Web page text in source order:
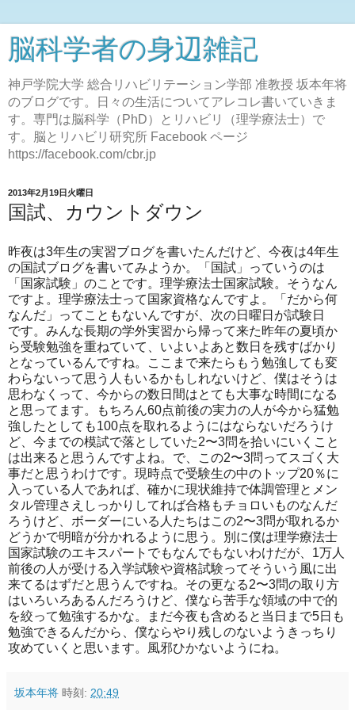
脳科学者の身辺雑記
神戸学院大学 総合リハビリテーション学部 准教授 坂本年将
のブログです。日々の生活についてアレコレ書いていきま
す。専門は脳科学（PhD）とリハビリ（理学療法士）で
す。脳とリハビリ研究所 Facebook ページ
https://facebook.com/cbr.jp
2013年2月19日火曜日
国試、カウントダウン
昨夜は3年生の実習ブログを書いたんだけど、今夜は4年生
の国試ブログを書いてみようか。「国試」っていうのは
「国家試験」のことです。理学療法士国家試験。そうなん
ですよ。理学療法士って国家資格なんですよ。「だから何
なんだ」ってこともないんですが、次の日曜日が試験日
です。みんな長期の学外実習から帰って来た昨年の夏頃か
ら受験勉強を重ねていて、いよいよあと数日を残すばかり
となっているんですね。ここまで来たらもう勉強しても変
わらないって思う人もいるかもしれないけど、僕はそうは
思わなくって、今からの数日間はとても大事な時間になる
と思ってます。もちろん60点前後の実力の人が今から猛勉
強したとしても100点を取れるようにはならないだろうけ
ど、今までの模試で落としていた2〜3問を拾いにいくこと
は出来ると思うんですよね。で、この2〜3問ってスゴく大
事だと思うわけです。現時点で受験生の中のトップ20％に
入っている人であれば、確かに現状維持で体調管理とメン
タル管理さえしっかりしてれば合格もチョロいものなんだ
ろうけど、ボーダーにいる人たちはこの2〜3問が取れるか
どうかで明暗が分かれるように思う。別に僕は理学療法士
国家試験のエキスパートでもなんでもないわけだが、1万人
前後の人が受ける入学試験や資格試験ってそういう風に出
来てるはずだと思うんですね。その更なる2〜3問の取り方
はいろいろあるんだろうけど、僕なら苦手な領域の中で的
を絞って勉強するかな。まだ今夜も含めると当日まで5日も
勉強できるんだから、僕ならやり残しのないようきっちり
攻めていくと思います。風邪ひかないようにね。
坂本年将 時刻: 20:49